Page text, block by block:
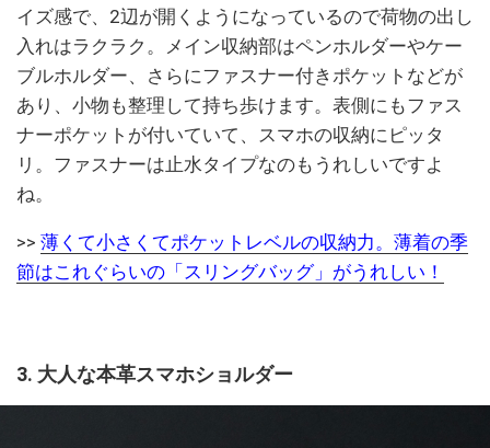
イズ感で、2辺が開くようになっているので荷物の出し
入れはラクラク。メイン収納部はペンホルダーやケー
ブルホルダー、さらにファスナー付きポケットなどが
あり、小物も整理して持ち歩けます。表側にもファス
ナーポケットが付いていて、スマホの収納にピッタ
リ。ファスナーは止水タイプなのもうれしいですよ
ね。
>> 薄くて小さくてポケットレベルの収納力。薄着の季
節はこれぐらいの「スリングバッグ」がうれしい！
3. 大人な本革スマホショルダー